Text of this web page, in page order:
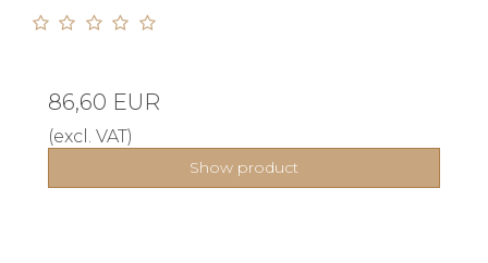
86,60 EUR
(excl. VAT)
Show product